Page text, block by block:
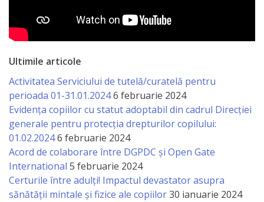
paginii
web
Contacte
Ultimile articole
Activitatea Serviciului de tutelă/curatelă pentru
perioada 01-31.01.20246 februarie 2024
Evidența copiilor cu statut adoptabil din cadrul Direcției
generale pentru protecția drepturilor copilului:
01.02.20246 februarie 2024
Acord de colaborare între DGPDC și Open Gate
International 5 februarie 2024
Certurile între adulți! Impactul devastator asupra
sănătății mintale și fizice ale copiilor30 ianuarie 2024